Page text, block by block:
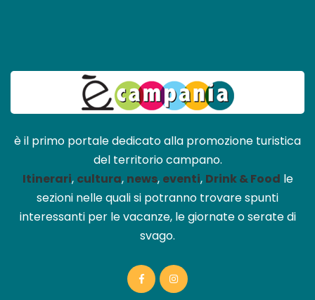
è il primo portale dedicato alla promozione turistica
del territorio campano.
Itinerari, cultura, news, eventi, Drink & Food le
sezioni nelle quali si potranno trovare spunti
interessanti per le vacanze, le giornate o serate di
svago.